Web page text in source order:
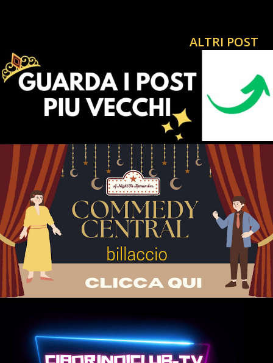
DEL CIARPAME MAFIOPOLI 1992 IL PRESIDENTE
SUPREMO PEPPINO VIVE SUBURRA ITALIA 🇮🇹🔔La
Settimana del tubo de Lo Strillone del CiaoRino! | Costume
& Società 🎩4️⃣Il Primo Cult Italiano sul celebre Rino
Gaetano ! a Perugia il cielo è ancora blu CiaoRino! in via
Cesare Caporali 44 Perugia Centro Storico tel 075 377
4777 Il primo cult dedicato a " Rino Gaetano " entra nel
gruppo per seguire tutti gli aggiornamenti clicca qui ti
aspetto Benvenuti a tutti gli avventori del sito da Antonio
BARBUTO , p...
ALTRI POST